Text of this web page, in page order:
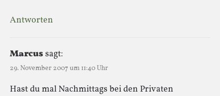
Antworten
Marcussagt:
29. November 2007 um 11:40 Uhr
Hast du mal Nachmittags bei den Privaten